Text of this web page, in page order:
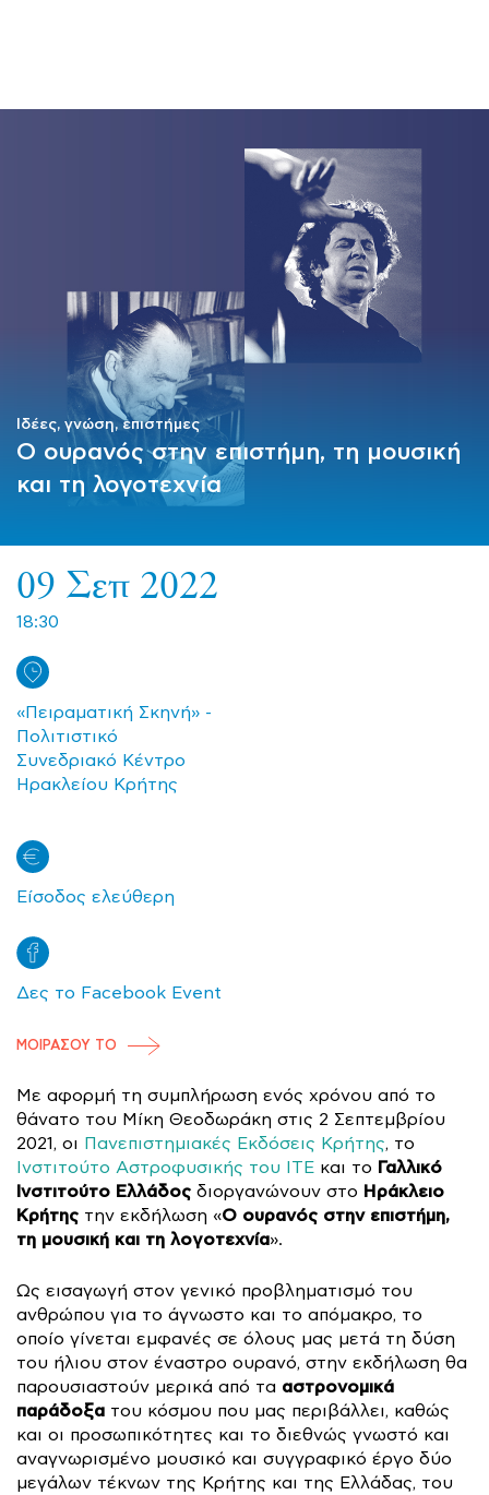
Με αφορμή τη συμπλήρωση ενός χρόνου από το
θάνατο του Μίκη Θεοδωράκη στις 2 Σεπτεμβρίου
2021, οι Πανεπιστημιακές Εκδόσεις Κρήτης, το
Ινστιτούτο Αστροφυσικής του ΙΤΕ και το Γαλλικό
Ινστιτούτο Ελλάδος διοργανώνουν στο Ηράκλειο
Κρήτης την εκδήλωση «Ο ουρανός στην επιστήμη,
τη μουσική και τη λογοτεχνία».
Ως εισαγωγή στον γενικό προβληματισμό του
ανθρώπου για το άγνωστο και το απόμακρο, το
οποίο γίνεται εμφανές σε όλους μας μετά τη δύση
του ήλιου στον έναστρο ουρανό, στην εκδήλωση θα
παρουσιαστούν μερικά από τα αστρονομικά
παράδοξα του κόσμου που μας περιβάλλει, καθώς
και οι προσωπικότητες και το διεθνώς γνωστό και
αναγνωρισμένο μουσικό και συγγραφικό έργο δύο
μεγάλων τέκνων της Κρήτης και της Ελλάδας, του
09 Σεπ 2022
18:30
«Πειραματική Σκηνή» -
Πολιτιστικό
Συνεδριακό Κέντρο
Ηρακλείου Κρήτης
Είσοδος ελεύθερη
Δες το Facebook Event
ΜΟΙΡΑΣΟΥ ΤΟ
Ιδέες, γνώση, επιστήμες
Ο ουρανός στην επιστήμη, τη μουσική
και τη λογοτεχνία